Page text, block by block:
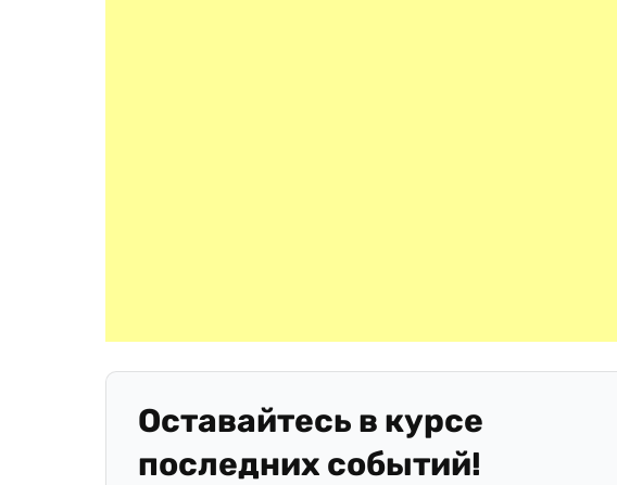
Оставайтесь в курсе
последних событий!